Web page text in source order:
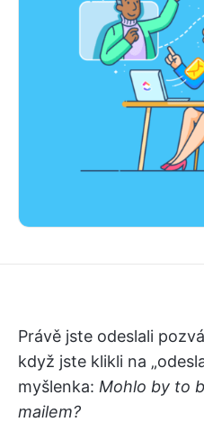
Právě jste odeslali
když jste klikli na
myšlenka: Mohlo by to
mailem?